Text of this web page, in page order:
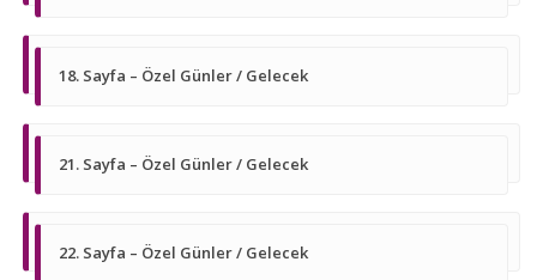
18. Sayfa – Özel Günler / Gelecek
21. Sayfa – Özel Günler / Gelecek
22. Sayfa – Özel Günler / Gelecek